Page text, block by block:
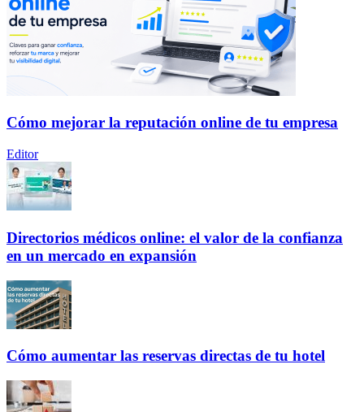
Cómo mejorar la reputación online de tu empresa
Editor
Directorios médicos online: el valor de la confianza
en un mercado en expansión
Cómo aumentar las reservas directas de tu hotel